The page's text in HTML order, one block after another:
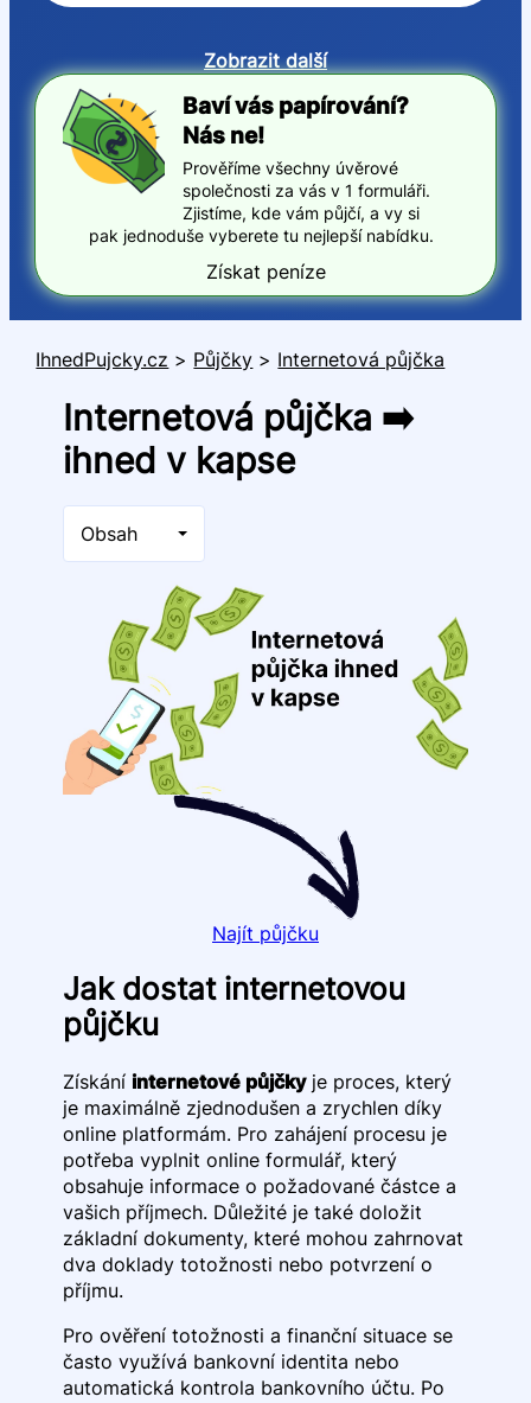
Zobrazit další
Baví vás papírování?
Nás ne!
Prověříme všechny úvěrové
společnosti za vás v 1 formuláři.
Zjistíme, kde vám půjčí, a vy si
pak jednoduše vyberete tu nejlepší nabídku.
Získat peníze
IhnedPujcky.cz > Půjčky > Internetová půjčka
Internetová půjčka ➡️
ihned v kapse
Obsah
Najít půjčku
Jak dostat internetovou
půjčku
Získání internetové půjčkyje proces, který
je maximálně zjednodušen a zrychlen díky
online platformám. Pro zahájení procesu je
potřeba vyplnit online formulář, který
obsahuje informace o požadované částce a
vašich příjmech. Důležité je také doložit
základní dokumenty, které mohou zahrnovat
dva doklady totožnosti nebo potvrzení o
příjmu.
Pro ověření totožnosti a finanční situace se
často využívá bankovní identita nebo
automatická kontrola bankovního účtu. Po